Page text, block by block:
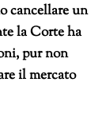
cancellare un
la Corte ha
pur non
il mercato